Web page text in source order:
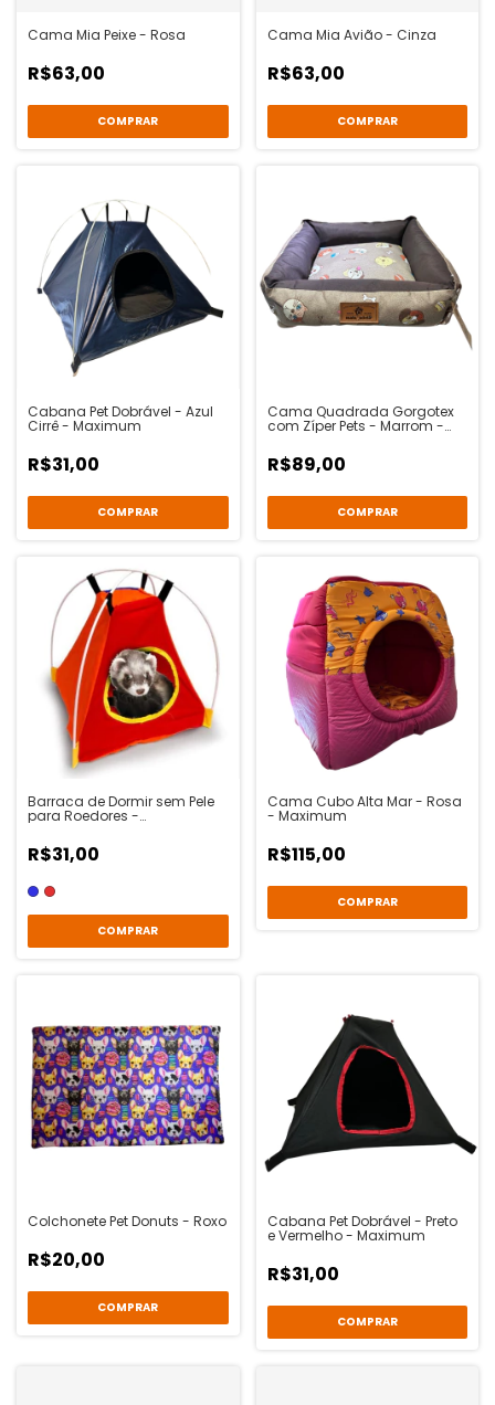
Cama Mia Peixe - Rosa
R$63,00
COMPRAR
Cama Mia Avião - Cinza
R$63,00
COMPRAR
Cabana Pet Dobrável - Azul
Cirrê - Maximum
R$31,00
COMPRAR
Cama Quadrada Gorgotex
com Zíper Pets - Marrom -
R$89,00
COMPRAR
Barraca de Dormir sem Pele
para Roedores -
R$31,00
COMPRAR
Cama Cubo Alta Mar - Rosa
- Maximum
R$115,00
COMPRAR
Colchonete Pet Donuts - Roxo
R$20,00
COMPRAR
Cabana Pet Dobrável - Preto
e Vermelho - Maximum
R$31,00
COMPRAR